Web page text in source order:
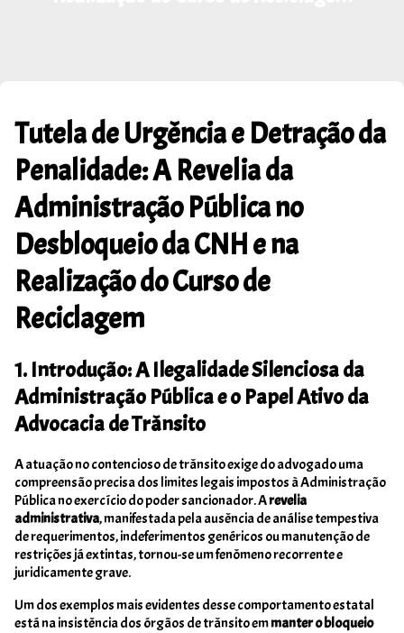
Tutela de Urgência e Detração da
Penalidade: A Revelia da
Administração Pública no
Desbloqueio da CNH e na
Realização do Curso de
Reciclagem
1. Introdução: A Ilegalidade Silenciosa da
Administração Pública e o Papel Ativo da
Advocacia de Trânsito
A atuação no contencioso de trânsito exige do advogado uma
compreensão precisa dos limites legais impostos à Administração
Pública no exercício do poder sancionador. Arevelia
administrativa, manifestada pela ausência de análise tempestiva
de requerimentos, indeferimentos genéricos ou manutenção de
restrições já extintas, tornou-se um fenômeno recorrente e
juridicamente grave.
Um dos exemplos mais evidentes desse comportamento estatal
está na insistência dos órgãos de trânsito emmanter o bloqueio